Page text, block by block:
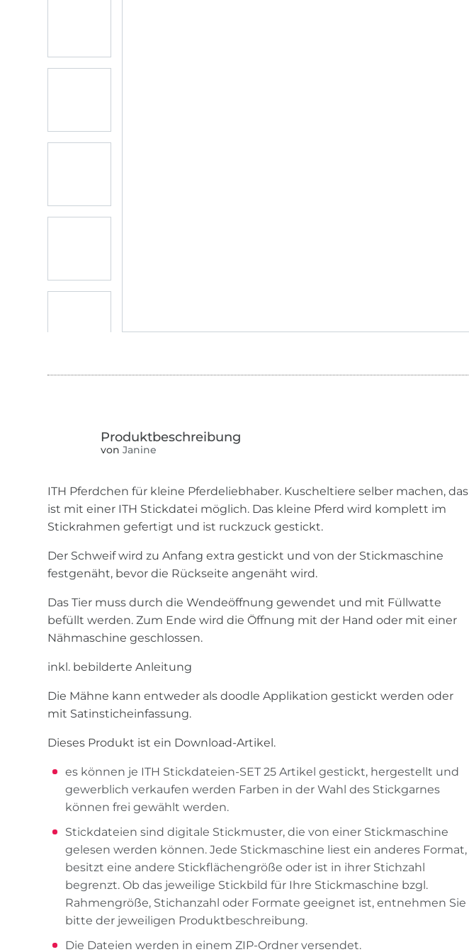
von Janine
ITH Pferdchen für kleine Pferdeliebhaber. Kuscheltiere selber machen, das
ist mit einer ITH Stickdatei möglich. Das kleine Pferd wird komplett im
Stickrahmen gefertigt und ist ruckzuck gestickt.
Der Schweif wird zu Anfang extra gestickt und von der Stickmaschine
festgenäht, bevor die Rückseite angenäht wird.
Das Tier muss durch die Wendeöffnung gewendet und mit Füllwatte
befüllt werden. Zum Ende wird die Öffnung mit der Hand oder mit einer
Nähmaschine geschlossen.
inkl. bebilderte Anleitung
Die Mähne kann entweder als doodle Applikation gestickt werden oder
mit Satinsticheinfassung.
Dieses Produkt ist ein Download-Artikel.
es können je ITH Stickdateien-SET 25 Artikel gestickt, hergestellt und
gewerblich verkaufen werden Farben in der Wahl des Stickgarnes
können frei gewählt werden.
Stickdateien sind digitale Stickmuster, die von einer Stickmaschine
gelesen werden können. Jede Stickmaschine liest ein anderes Format,
besitzt eine andere Stickflächengröße oder ist in ihrer Stichzahl
begrenzt. Ob das jeweilige Stickbild für Ihre Stickmaschine bzgl.
Rahmengröße, Stichanzahl oder Formate geeignet ist, entnehmen Sie
bitte der jeweiligen Produktbeschreibung.
Die Dateien werden in einem ZIP-Ordner versendet.